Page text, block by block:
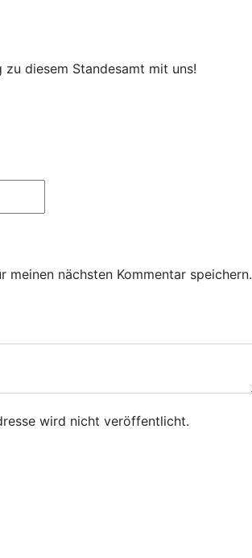
diesem Standesamt mit uns!
meinen nächsten Kommentar speichern.
wird nicht veröffentlicht.